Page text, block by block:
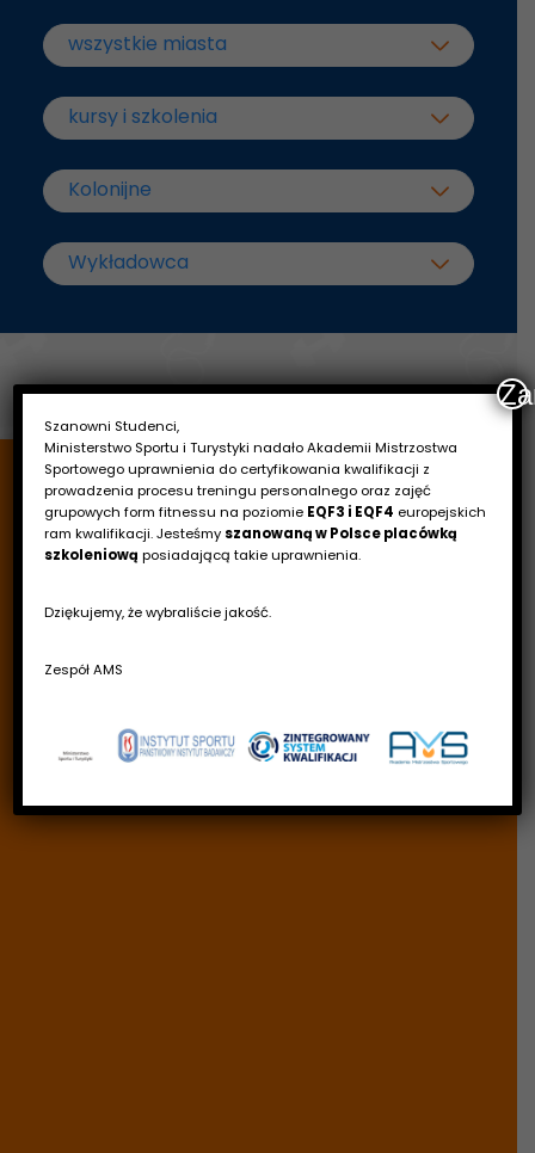
Szanowni Studenci,
Ministerstwo Sportu i Turystyki nadało Akademii Mistrzostwa
Sportowego uprawnienia do certyfikowania kwalifikacji z
prowadzenia procesu treningu personalnego oraz zajęć
grupowych form fitnessu na poziomie EQF3 i EQF4 europejskich
ram kwalifikacji. Jesteśmy szanowaną w Polsce placówką
szkoleniową posiadającą takie uprawnienia.
Dziękujemy, że wybraliście jakość.
Zespół AMS